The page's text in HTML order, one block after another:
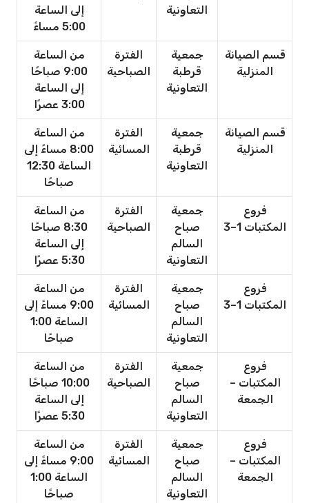
التعاونية
إلى الساعة
5:00 مساءً
قسم الصيانة
المنزلية
جمعية
قرطبة
التعاونية
الفترة
الصباحية
من الساعة
9:00 صباحًا
إلى الساعة
3:00 عصرًا
قسم الصيانة
المنزلية
جمعية
قرطبة
التعاونية
الفترة
المسائية
من الساعة
8:00 مساءً إلى
الساعة 12:30
صباحًا
فروع
المكتبات 1–3
جمعية
صباح
السالم
التعاونية
الفترة
الصباحية
من الساعة
8:30 صباحًا
إلى الساعة
5:30 عصرًا
فروع
المكتبات 1–3
جمعية
صباح
السالم
التعاونية
الفترة
المسائية
من الساعة
9:00 مساءً إلى
الساعة 1:00
صباحًا
فروع
المكتبات –
الجمعة
جمعية
صباح
السالم
التعاونية
الفترة
الصباحية
من الساعة
10:00 صباحًا
إلى الساعة
5:30 عصرًا
فروع
المكتبات –
الجمعة
جمعية
صباح
السالم
التعاونية
الفترة
المسائية
من الساعة
9:00 مساءً إلى
الساعة 1:00
صباحًا